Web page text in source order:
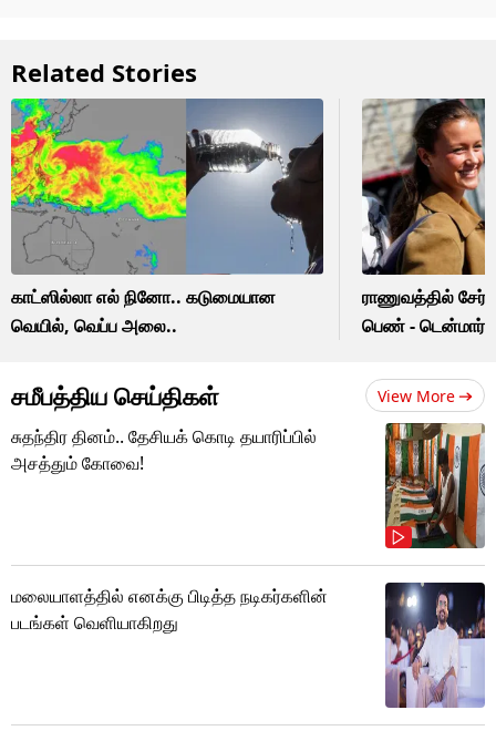
Related Stories
காட்ஸில்லா எல் நினோ.. கடுமையான
வெயில், வெப்ப அலை..
ராணுவத்தில்
பெண் -
சமீபத்திய செய்திகள் View More
சுதந்திர தினம்.. தேசியக் கொடி தயாரிப்பில்
அசத்தும் கோவை!
மலையாளத்தில் எனக்கு பிடித்த நடிகர்களின்
படங்கள் வெளியாகிறது